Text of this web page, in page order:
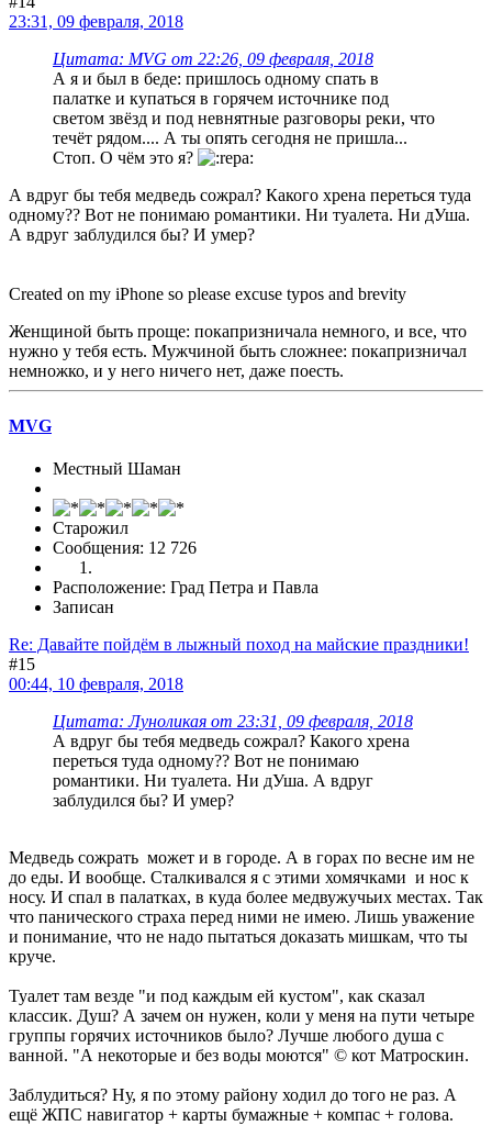
23:31, 09 февраля, 2018
Цитата: MVG от 22:26, 09 февраля, 2018
А я и был в беде: пришлось одному спать в
палатке и купаться в горячем источнике под
светом звёзд и под невнятные разговоры реки, что
течёт рядом.... А ты опять сегодня не пришла...
Стоп. О чём это я?
А вдруг бы тебя медведь сожрал? Какого хрена переться туда
одному?? Вот не понимаю романтики. Ни туалета. Ни дУша.
А вдруг заблудился бы? И умер?
Created on my iPhone so please excuse typos and brevity
Женщиной быть проще: покапризничала немного, и все, что
нужно у тебя есть. Мужчиной быть сложнее: покапризничал
немножко, и у него ничего нет, даже поесть.
MVG
Местный Шаман
Старожил
Сообщения: 12 726
Расположение: Град Петра и Павла
Записан
Re: Давайте пойдём в лыжный поход на майские праздники!
#15
00:44, 10 февраля, 2018
Цитата: Луноликая от 23:31, 09 февраля, 2018
А вдруг бы тебя медведь сожрал? Какого хрена
переться туда одному?? Вот не понимаю
романтики. Ни туалета. Ни дУша. А вдруг
заблудился бы? И умер?
Медведь сожрать может и в городе. А в горах по весне им не
до еды. И вообще. Сталкивался я с этими хомячками и нос к
носу. И спал в палатках, в куда более медвужучьих местах. Так
что панического страха перед ними не имею. Лишь уважение
и понимание, что не надо пытаться доказать мишкам, что ты
круче.
Туалет там везде "и под каждым ей кустом", как сказал
классик. Душ? А зачем он нужен, коли у меня на пути четыре
группы горячих источников было? Лучше любого душа с
ванной. "А некоторые и без воды моются" © кот Матроскин.
Заблудиться? Ну, я по этому району ходил до того не раз. А
ещё ЖПС навигатор + карты бумажные + компас + голова.